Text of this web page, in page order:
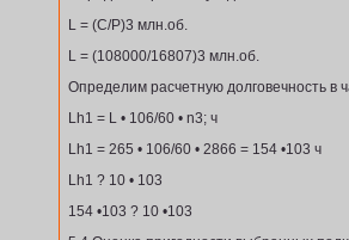
L = (С/Р)3 млн.об.
L = (108000/16807)3 млн.об.
Определим расчетную долговечность в
Lh1 = L • 106/60 • n3; ч
Lh1 = 265 • 106/60 • 2866 = 154 •103 ч
Lh1 ? 10 • 103
154 •103 ? 10 •103